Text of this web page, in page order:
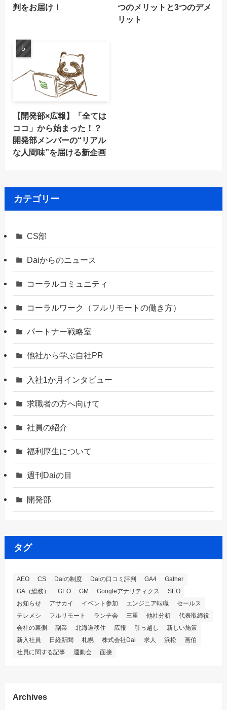
判をお届け！
つのメリットと3つのデメ
リット
【開発部×広報】「全ては
ココ」から始まった！？
開発部メンバーの“リアル
な人間味”を届ける新企画
カテゴリー
CS部
Daiからのニュース
コーラルコミュニティ
コーラルワーク（フルリモートの働き方）
パートナー戦略室
他社から学ぶ自社PR
入社1か月インタビュー
求職者の方へ向けて
社員の紹介
福利厚生について
週刊Daiの目
開発部
タグ
AEO CS Daiの制度 Daiの口コミ評判 GA4
Gather
GA（総務）
GEO GM Googleアナリティクス
SEO
お知らせ
アサカイ イベント参加 エンジニア転職
セールス
テレメシ
フルリモート ランチ会 三重 他社分析
代表取締役
会社の裏側
副業 北海道移住 広報 引っ越し
新しい施策
新入社員
日経新聞 札幌 株式会社Dai 求人 浜松
画伯
社員に関する記事
運動会 面接
Archives